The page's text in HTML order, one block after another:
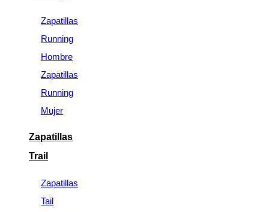
Zapatillas
Running
Hombre
Zapatillas
Running
Mujer
Zapatillas
Trail
Zapatillas
Tail